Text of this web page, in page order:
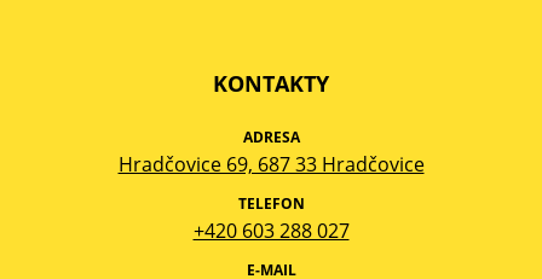
KONTAKTY
ADRESA
Hradčovice 69, 687 33 Hradčovice
TELEFON
+420 603 288 027
E-MAIL